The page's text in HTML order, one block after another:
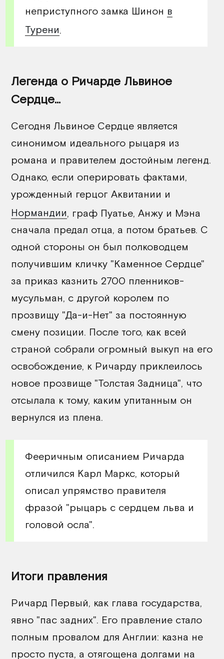
неприступного замка Шинон в
Турени
Легенда о Ричарде Львиное
Сердце...
Сегодня Львиное Сердце является
синонимом идеального рыцаря из
романа и правителем достойным легенд.
Однако, если оперировать фактами,
урожденный герцог Аквитании и
Нормандии , граф Пуатье, Анжу и Мэна
сначала предал отца, а потом братьев. С
одной стороны он был полководцем
получившим кличку "Каменное Сердце"
за приказ казнить 2700 пленников-
мусульман, с другой королем по
прозвищу "Да-и-Нет" за постоянную
смену позиции. После того, как всей
страной собрали огромный выкуп на его
освобождение, к Ричарду приклеилось
новое прозвище "Толстая Задница", что
отсылала к тому, каким упитанным он
вернулся из плена.
Фееричным описанием Ричарда
отличился Карл Маркс, который
описал упрямство правителя
фразой "рыцарь с сердцем льва и
головой осла".
Итоги правления
Ричард Первый, как глава государства,
явно "пас задних". Его правление стало
полным провалом для Англии: казна не
просто пуста, а отягощена долгами на